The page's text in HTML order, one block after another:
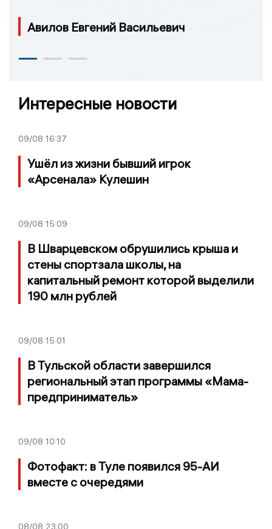
Авилов Евгений Васильевич
Интересные новости
09/08 16:37
Ушёл из жизни бывший игрок
«Арсенала» Кулешин
09/08 15:09
В Шварцевском обрушились крыша и
стены спортзала школы, на
капитальный ремонт которой выделили
190 млн рублей
09/08 15:01
В Тульской области завершился
региональный этап программы «Мама-
предприниматель»
09/08 10:10
Фотофакт: в Туле появился 95-АИ
вместе с очередями
08/08 23:00